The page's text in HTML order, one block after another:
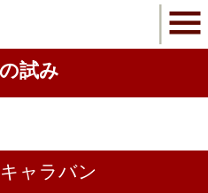
試み
ャラバン